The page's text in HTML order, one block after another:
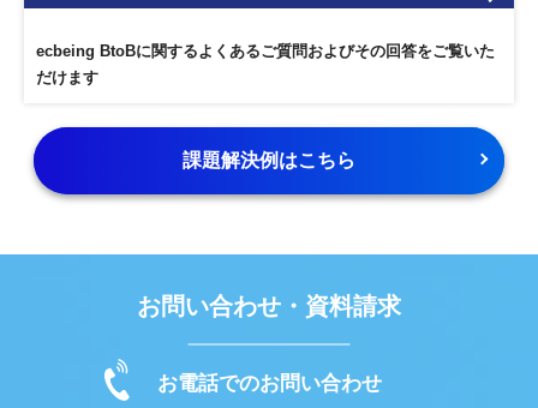
ecbeing BtoBに関するよくあるご質問およびその回答をご覧いた
だけます
課題解決例はこちら
お問い合わせ・資料請求
お電話でのお問い合わせ